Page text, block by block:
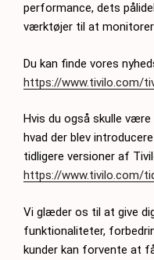
performance, dets
værktøjer til at
Du kan finde vores
https://www.tivilo.com/
Hvis du også skulle
hvad der blev
tidligere versioner af
https://www.tivilo.com/
Vi glæder os til at give
funktionaliteter,
kunder kan forvente at